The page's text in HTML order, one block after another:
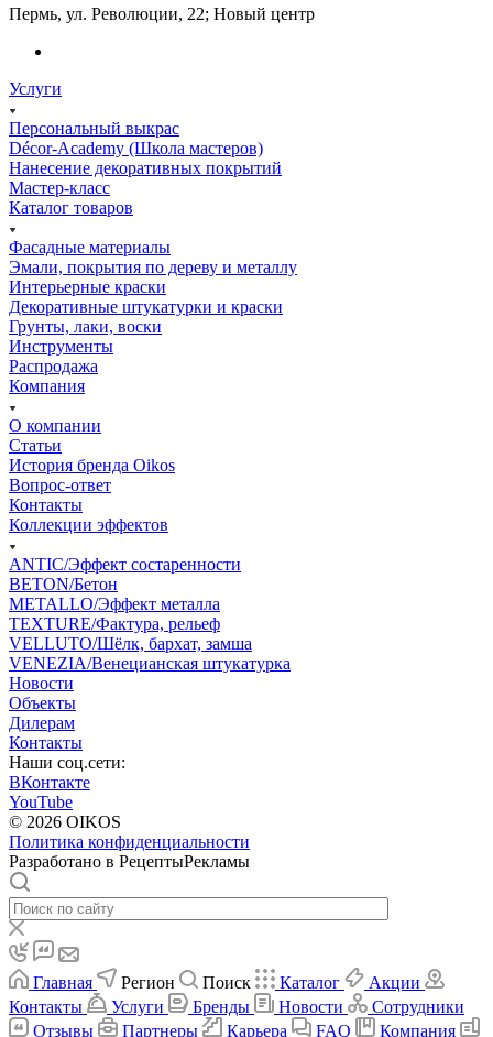
Пермь, ул. Революции, 22; Новый центр
Услуги
Персональный выкрас
Décor-Academy (Школа мастеров)
Нанесение декоративных покрытий
Мастер-класс
Каталог товаров
Фасадные материалы
Эмали, покрытия по дереву и металлу
Интерьерные краски
Декоративные штукатурки и краски
Грунты, лаки, воски
Инструменты
Распродажа
Компания
О компании
Статьи
История бренда Oikos
Вопрос-ответ
Контакты
Коллекции эффектов
ANTIC/Эффект состаренности
BETON/Бетон
METALLO/Эффект металла
TEXTURE/Фактура, рельеф
VELLUTO/Шёлк, бархат, замша
VENEZIA/Венецианская штукатурка
Новости
Объекты
Дилерам
Контакты
Наши соц.сети:
ВКонтакте
YouTube
© 2026 OIKOS
Политика конфиденциальности
Разработано в РецептыРекламы
Главная Регион Поиск Каталог
Акции
Контакты
Услуги Бренды Новости
Сотрудники
Отзывы
Партнеры Карьера FAQ Компания